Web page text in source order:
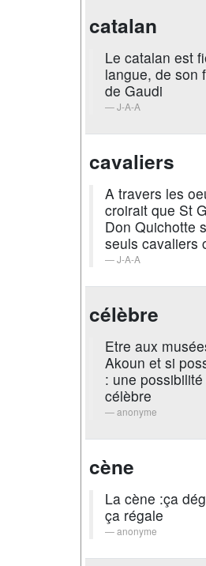
catalan
Le catalan est
langue, de son
de Gaudi
J-A-A
cavaliers
A travers les
croirait que St
Don Quichotte
seuls cavaliers
J-A-A
célèbre
Etre aux
Akoun et si
: une
célèbre
anonyme
cène
La cène :ça
ça régale
anonyme